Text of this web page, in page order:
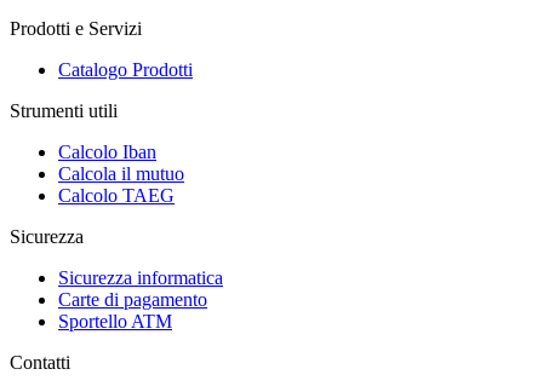
Prodotti e Servizi
Catalogo Prodotti
Strumenti utili
Calcolo Iban
Calcola il mutuo
Calcolo TAEG
Sicurezza
Sicurezza informatica
Carte di pagamento
Sportello ATM
Contatti